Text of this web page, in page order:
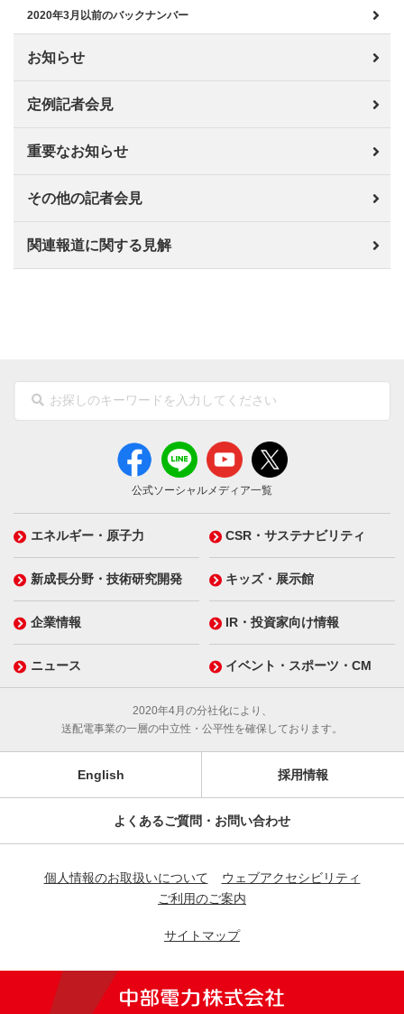
2020年3月以前のバックナンバー
お知らせ
定例記者会見
重要なお知らせ
その他の記者会見
関連報道に関する見解
公式ソーシャルメディア一覧
エネルギー・原子力 CSR・サステナビリティ
新成長分野・技術研究開発 キッズ・展示館
企業情報 IR・投資家向け情報
ニュース イベント・スポーツ・CM
2020年4月の分社化により、
送配電事業の一層の中立性・公平性を確保しております。
English 採用情報
よくあるご質問・お問い合わせ
個人情報のお取扱いについて
ウェブアクセシビリティ
ご利用のご案内
サイトマップ